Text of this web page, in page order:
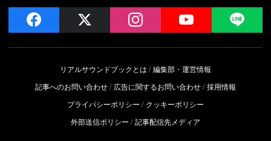
facebook instagram YouTube
リアルサウンドブックとは
編集部・運営情報
記事へのお問い合わせ
広告に関するお問い合わせ 採用情報
プライバシーポリシー
クッキーポリシー
外部送信ポリシー
記事配信先メディア